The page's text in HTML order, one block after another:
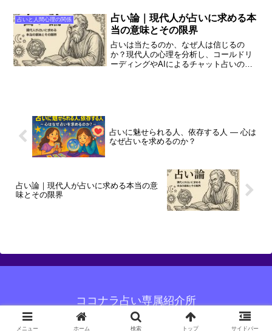
占いと人間心理の関係
占い論｜現代人が占いに求める本
当の意味とその限界
占いは当たるのか、なぜ人は信じるの
か？現代人の心理を分析し、コールドリ
ーディングやAIによるチャット占いの可
占いに魅せられる人、依存する人 ― 心は
なぜ占いを求めるのか？
占い論｜現代人が占いに求める本当の意
味とその限界
ココナラ占い専属紹介所
© 2025 ココナラ占い専属紹介所.
メニュー ホーム 検索 トップ サイドバー